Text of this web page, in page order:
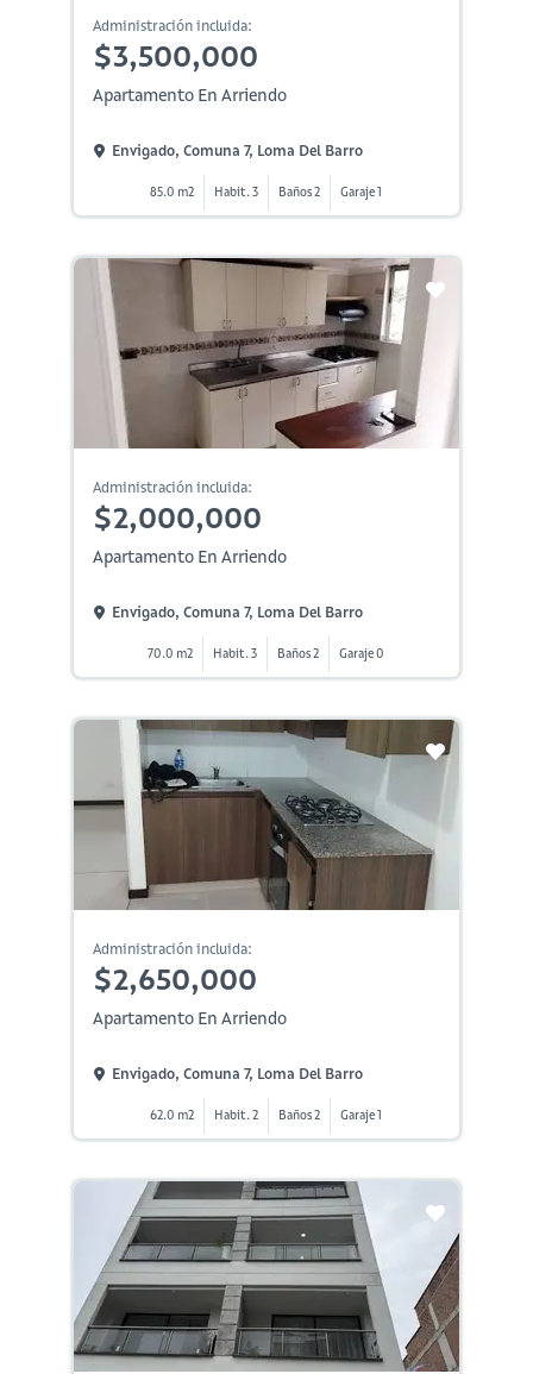
Administración incluida:
$3,500,000
Apartamento En Arriendo
Envigado, Comuna 7, Loma Del Barro
85.0 m2 Habit. 3 Baños 2 Garaje 1
Administración incluida:
$2,000,000
Apartamento En Arriendo
Envigado, Comuna 7, Loma Del Barro
70.0 m2 Habit. 3 Baños 2 Garaje 0
Administración incluida:
$2,650,000
Apartamento En Arriendo
Envigado, Comuna 7, Loma Del Barro
62.0 m2 Habit. 2 Baños 2 Garaje 1